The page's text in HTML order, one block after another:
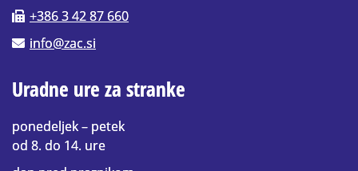
+386 3 42 87 660
info@zac.si
Uradne ure za stranke
ponedeljek – petek
od 8. do 14. ure